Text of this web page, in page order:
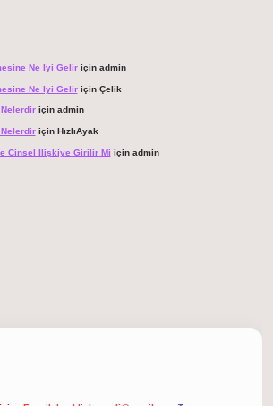
Ne Iyi Geliriçin admin
Ne Iyi Geliriçin Çelik
için admin
için HızlıAyak
Cinsel Ilişkiye Girilir Mi için admin